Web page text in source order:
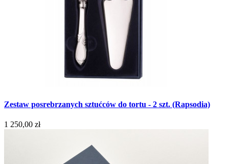
Zestaw posrebrzanych sztućców do tortu - 2 szt. (Rapsodia)
1 250,00 zł